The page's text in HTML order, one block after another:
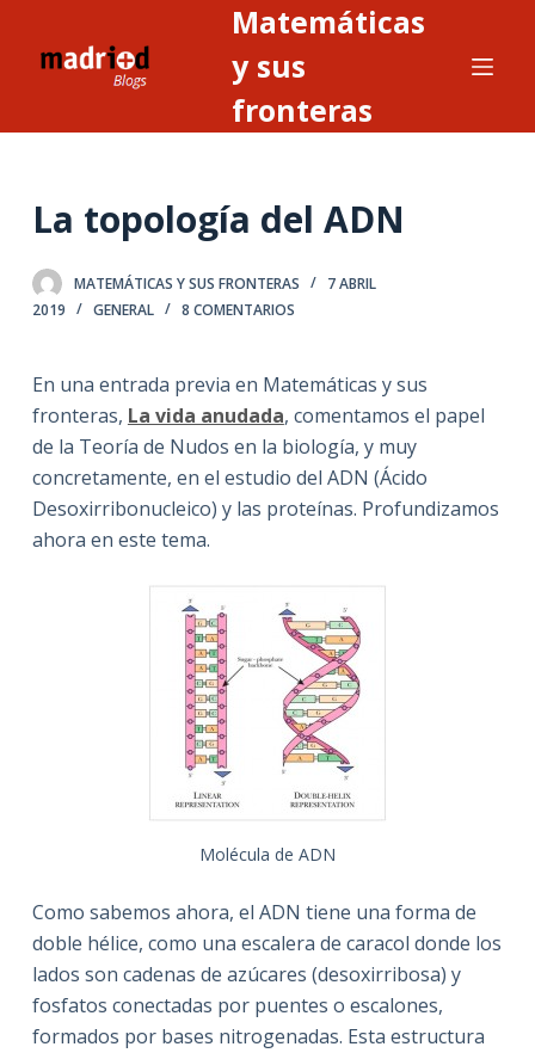
o
e
n
o
Matemáticas
y sus
fronteras
La topología del ADN
MATEMÁTICAS Y SUS FRONTERAS
7 ABRIL
2019
GENERAL 8 COMENTARIOS
En una entrada previa en Matemáticas y sus
fronteras, La vida anudada, comentamos el papel
de la Teoría de Nudos en la biología, y muy
concretamente, en el estudio del ADN (Ácido
Desoxirribonucleico) y las proteínas. Profundizamos
ahora en este tema.
Molécula de ADN
Como sabemos ahora, el ADN tiene una forma de
doble hélice, como una escalera de caracol donde los
lados son cadenas de azúcares (desoxirribosa) y
fosfatos conectadas por puentes o escalones,
formados por bases nitrogenadas. Esta estructura